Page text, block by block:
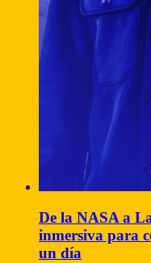
De la NASA a
inmersiva para
un día